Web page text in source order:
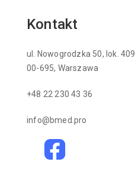
Kontakt
ul. Nowogrodzka 50, lok. 409
00-695, Warszawa
+48 22 230 43 36
info@bmed.pro